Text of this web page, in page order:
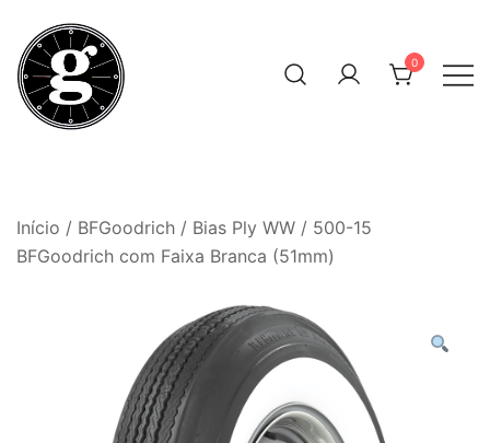
content
0
Início / BFGoodrich / Bias Ply WW / 500-15
BFGoodrich com Faixa Branca (51mm)